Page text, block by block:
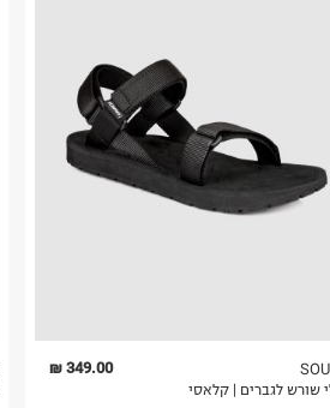
בלבד. לא ניתן
349.00 ₪
שורש לגברים | קלאסי